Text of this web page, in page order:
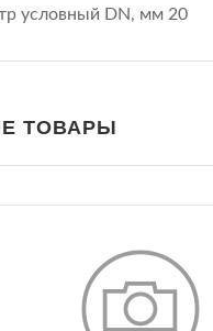
условный DN, мм 20
ТОВАРЫ